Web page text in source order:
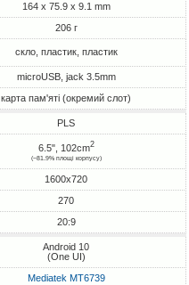
164 x 75.9 x 9.1 mm
206 г
скло, пластик, пластик
microUSB, jack 3.5mm
карта пам'яті (окремий слот)
PLS
6.5", 102cm2
(~81.9% площі корпусу)
1600x720
270
20:9
Android 10
(One UI)
Mediatek MT6739